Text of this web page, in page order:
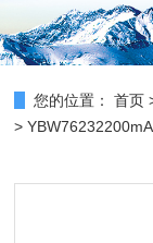
您的位置： 首页
>